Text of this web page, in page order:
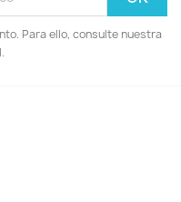
Para ello, consulte nuestra